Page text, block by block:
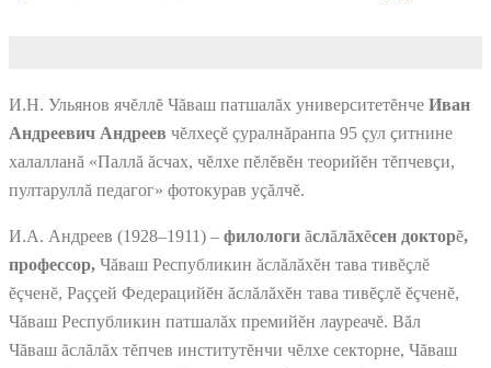
И.Н. Ульянов ячĕллĕ Чăваш патшалăх университетĕнче Иван
Андреевич Андреев чĕлхеçĕ çуралнăранпа 95 çул çитнине
халалланă «Паллă ăсчах, чĕлхе пĕлĕвĕн теорийĕн тĕпчевçи,
пултаруллă педагог» фотокурав уçăлчĕ.
И.А. Андреев (1928–1911) – филологи ăслăлăхĕсен докторĕ,
профессор, Чăваш Республикин ăслăлăхĕн тава тивĕçлĕ
ĕçченĕ, Раççей Федерацийĕн ăслăлăхĕн тава тивĕçлĕ ĕçченĕ,
Чăваш Республикин патшалăх премийĕн лауреачĕ. Вăл
Чăваш ăслăлăх тĕпчев институтĕнчи чĕлхе секторне, Чăваш